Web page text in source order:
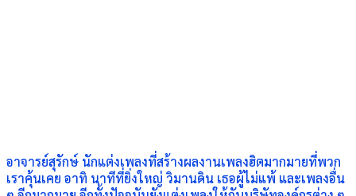
อาจารย์สุรักษ์ นักแต่งเพลงที่สร้างผลงานเพลงฮิตมากมายที่พวก
เราคุ้นเคย อาทิ นาทีที่ยิ่งใหญ่ วิมานดิน เธอผู้ไม่แพ้ และเพลงอื่น